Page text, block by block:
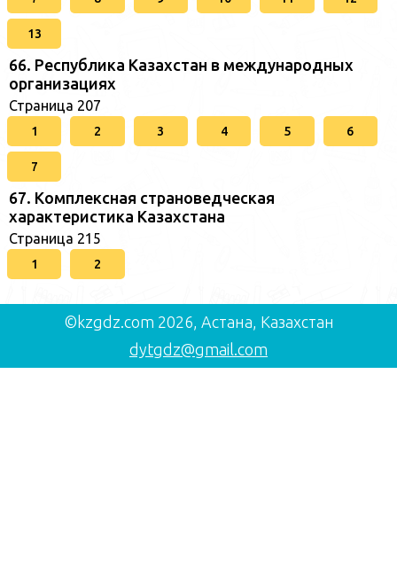
13
66. Республика Казахстан в международных
организациях
Страница 207
1 2 3 4 5 6
7
67. Комплексная страноведческая
характеристика Казахстана
Страница 215
1 2
©kzgdz.com 2026, Астана, Казахстан
dytgdz@gmail.com